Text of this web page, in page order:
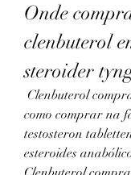
Onde
clenbuterol
steroider
como comprar na
testosteron
esteroides